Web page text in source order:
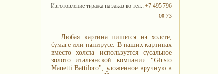
Изготовление тиража на заказ по тел.: +7 495 796
00 73
Любая картина пишется на холсте,
бумаге или папирусе. В наших картинах
вместо холста используется сусальное
золото итальянской компании "Giusto
Manetti Battiloro", уложенное вручную в